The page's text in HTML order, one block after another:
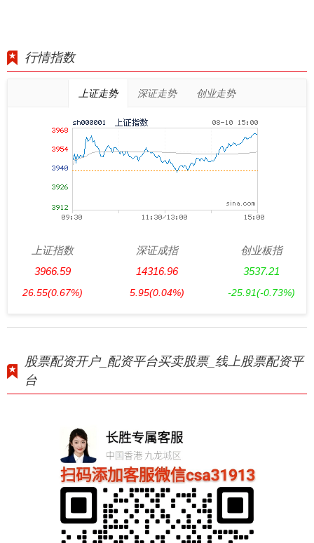
行情指数
上证走势 深证走势 创业走势
上证指数
3966.59
26.55(0.67%)
深证成指
14316.96
5.95(0.04%)
创业板指
3537.21
-25.91(-0.73%)
股票配资开户_配资平台买卖股票_线上股票配资平
台